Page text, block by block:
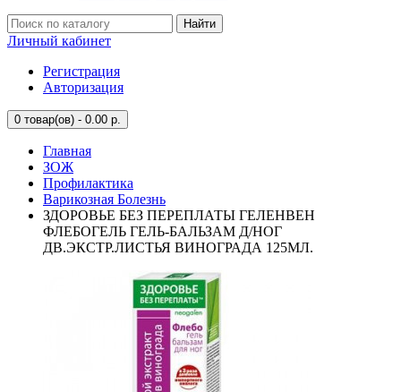
Найти
Личный кабинет
Регистрация
Авторизация
0 товар(ов) - 0.00 р.
Главная
ЗОЖ
Профилактика
Варикозная Болезнь
ЗДОРОВЬЕ БЕЗ ПЕРЕПЛАТЫ ГЕЛЕНВЕН
ФЛЕБОГЕЛЬ ГЕЛЬ-БАЛЬЗАМ Д/НОГ
ДВ.ЭКСТР.ЛИСТЬЯ ВИНОГРАДА 125МЛ.